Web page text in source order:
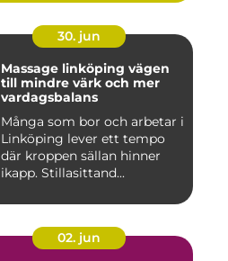
30. jun
Massage linköping vägen
till mindre värk och mer
vardagsbalans
Många som bor och arbetar i
Linköping lever ett tempo
där kroppen sällan hinner
ikapp. Stillasittand...
02. jun